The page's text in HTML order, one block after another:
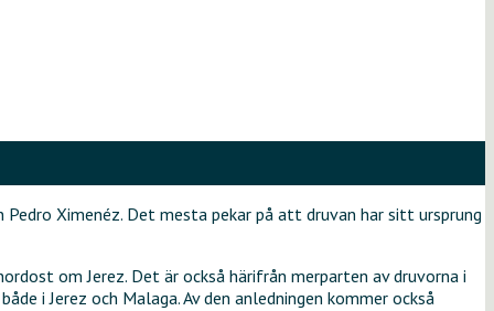
Ximenéz. Det mesta pekar på att druvan har sitt ursprung
om Jerez. Det är också härifrån merparten av druvorna i
i Jerez och Malaga. Av den anledningen kommer också